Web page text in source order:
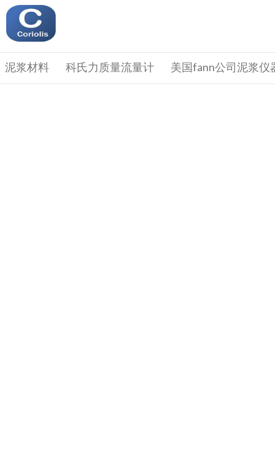
泥浆材料 科氏力质量流量计 美国fann公司泥浆仪